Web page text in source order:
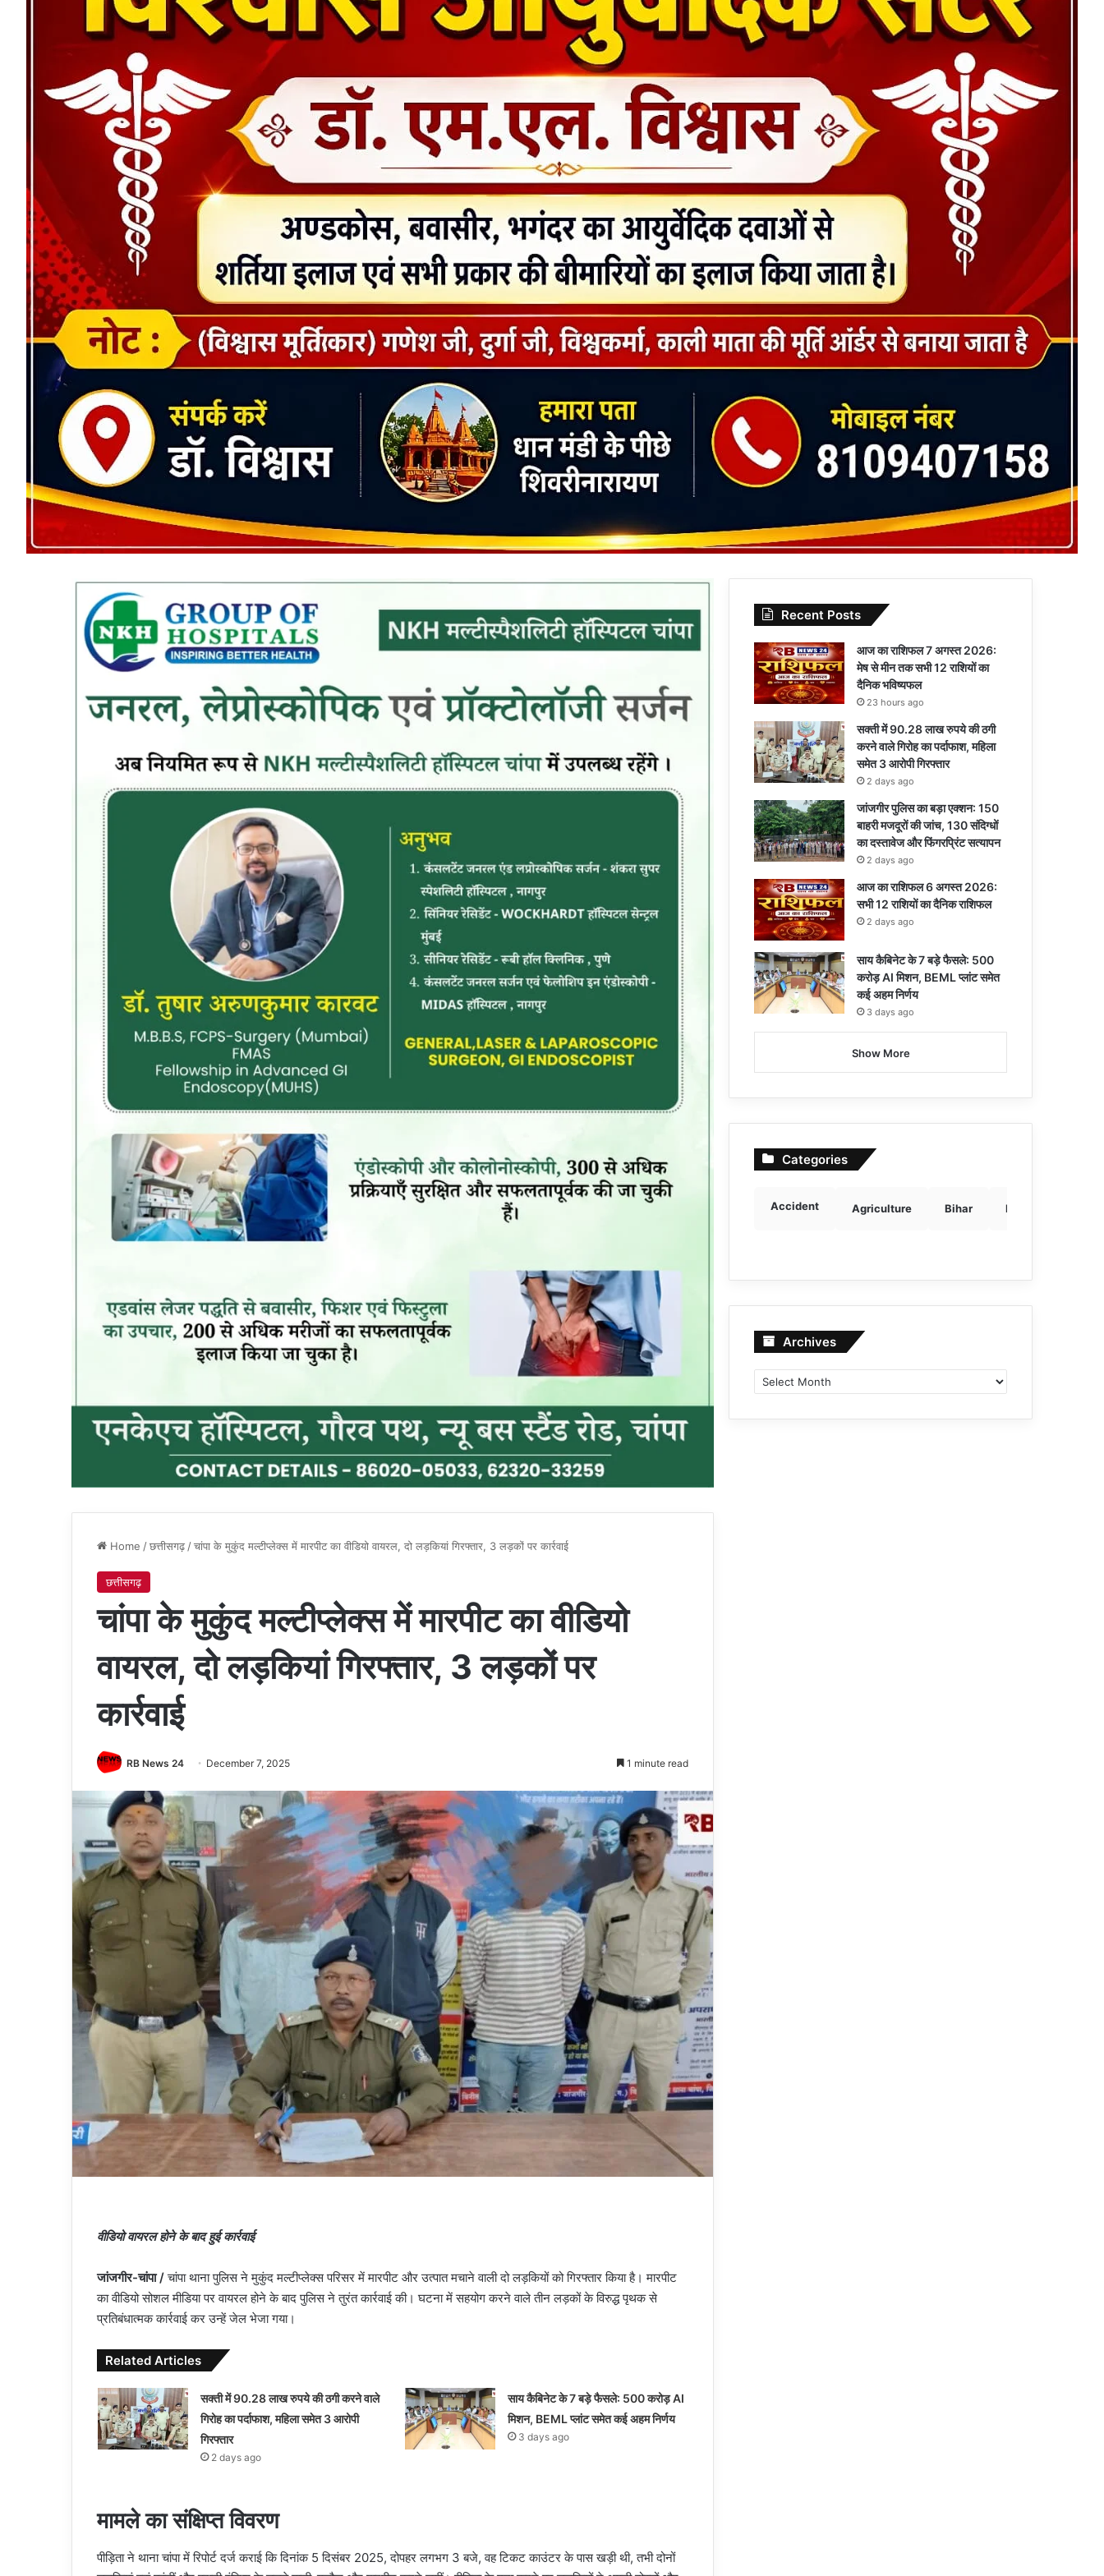
Home /छत्तीसगढ़ /चांपा के मुकुंद मल्टीप्लेक्स में मारपीट का वीडियो वायरल, दो लड़कियां गिरफ्तार, 3 लड़कों पर कार्रवाई
छत्तीसगढ़
चांपा के मुकुंद मल्टीप्लेक्स में मारपीट का वीडियो
वायरल, दो लड़कियां गिरफ्तार, 3 लड़कों पर
कार्रवाई
RB News 24 December 7, 2025 1 minute read
वीडियो वायरल होने के बाद हुई कार्रवाई
जांजगीर-चांपा /चांपा थाना पुलिस ने मुकुंद मल्टीप्लेक्स परिसर में मारपीट और उत्पात मचाने वाली दो लड़कियों को गिरफ्तार किया है। मारपीट
का वीडियो सोशल मीडिया पर वायरल होने के बाद पुलिस ने तुरंत कार्रवाई की। घटना में सहयोग करने वाले तीन लड़कों के विरुद्ध पृथक से
प्रतिबंधात्मक कार्रवाई कर उन्हें जेल भेजा गया।
Related Articles
सक्ती में 90.28 लाख रुपये की ठगी करने वाले
गिरोह का पर्दाफाश, महिला समेत 3 आरोपी
गिरफ्तार
2 days ago
साय कैबिनेट के 7 बड़े फैसले: 500 करोड़ AI
मिशन, BEML प्लांट समेत कई अहम निर्णय
3 days ago
मामले का संक्षिप्त विवरण
पीड़िता ने थाना चांपा में रिपोर्ट दर्ज कराई कि दिनांक 5 दिसंबर 2025, दोपहर लगभग 3 बजे, वह टिकट काउंटर के पास खड़ी थी, तभी दोनों
Recent Posts
आज का राशिफल 7 अगस्त 2026:
मेष से मीन तक सभी 12 राशियों का
दैनिक भविष्यफल
23 hours ago
सक्ती में 90.28 लाख रुपये की ठगी
करने वाले गिरोह का पर्दाफाश, महिला
समेत 3 आरोपी गिरफ्तार
2 days ago
जांजगीर पुलिस का बड़ा एक्शन: 150
बाहरी मजदूरों की जांच, 130 संदिग्धों
का दस्तावेज और फिंगरप्रिंट सत्यापन
2 days ago
आज का राशिफल 6 अगस्त 2026:
सभी 12 राशियों का दैनिक राशिफल
2 days ago
साय कैबिनेट के 7 बड़े फैसले: 500
करोड़ AI मिशन, BEML प्लांट समेत
कई अहम निर्णय
3 days ago
Show More
Categories
Accident Agriculture Bihar Breaking news
Archives Archives